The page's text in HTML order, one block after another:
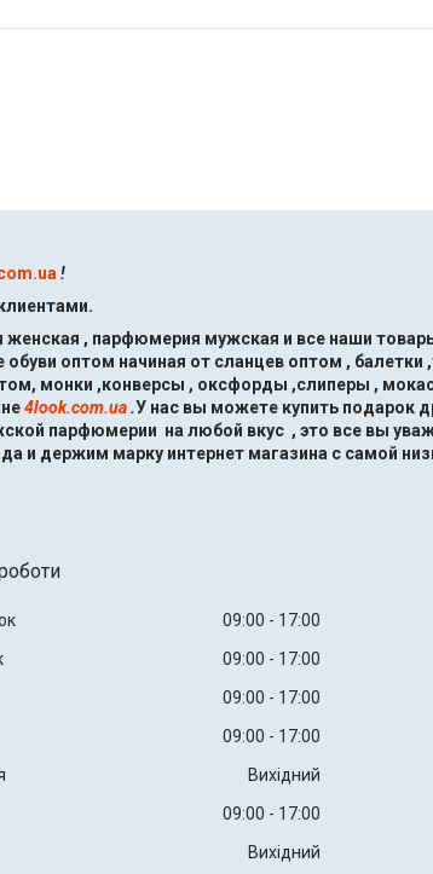
!
, парфюмерия мужская и все наши
оптом начиная от сланцев оптом ,
монки ,конверсы , оксфорды ,слиперы ,
4look.com.ua.У нас вы можете купить подарок
парфюмерии на любой вкус , это все вы
и держим марку интернет магазина с самой
09:00
17:00
09:00
17:00
09:00
17:00
09:00
17:00
Вихідний
09:00
17:00
Вихідний